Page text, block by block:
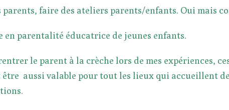
parents, faire des ateliers parents/enfants. Oui mais
en parentalité éducatrice de jeunes enfants.
le parent à la crèche lors de mes expériences,
aussi valable pour tout les lieux qui accueillent